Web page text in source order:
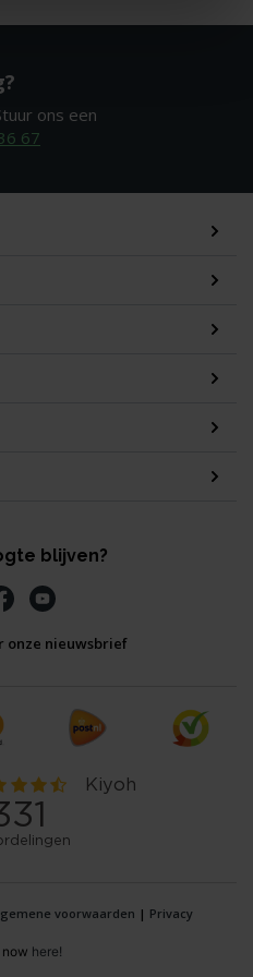
ons een
67
blijven?
onze nieuwsbrief
voorwaarden | Privacy
here!